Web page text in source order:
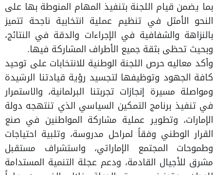
بما يضمن قيام اللجنة بتنفيذ المهام المنوطة بها على
النحو الأمثل في تنظيم عملية انتخابية ناجحة تتميز
بالنزاهة والشفافية في الإجراءات والدقة في النتائج،
وبحيث تحظى بثقة جميع الأطراف المشاركة فيها.
وأكد معاليه حرص اللجنة الوطنية للانتخابات على توحيد
كافة الجهود وتوظيفها لتجسيد رؤية قيادتنا الرشيدة
ومواصلة مسيرة إنجازات تجربتنا البرلمانية، والاستمرار
في تنفيذ برنامج التمكين السياسي الذي تنتهجه دولة
الإمارات، وتطوير عملية مشاركة المواطنين في صنع
القرار الوطني وفقاً لمراحل مدروسة، وتلبية احتياجات
وطموحات المجتمع الإماراتي، واستشراف مستقبل
مشرق للأجيال القادمة، ودعم عجلة التنمية المستدامة